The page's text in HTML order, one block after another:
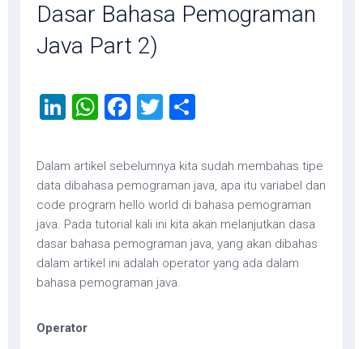
Dasar Bahasa Pemograman
Java Part 2)
LinkedIn
WhatsApp
Facebook
Twitter
Dalam artikel sebelumnya kita sudah membahas tipe
data dibahasa pemograman java, apa itu variabel dan
code program hello world di bahasa pemograman
java. Pada tutorial kali ini kita akan melanjutkan dasa
dasar bahasa pemograman java, yang akan dibahas
dalam artikel ini adalah operator yang ada dalam
bahasa pemograman java.
Operator